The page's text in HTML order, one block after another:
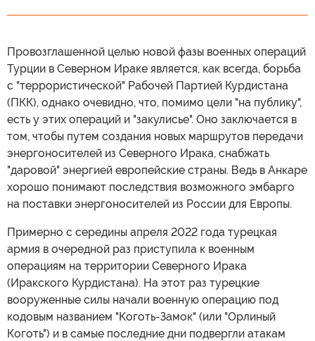
Провозглашенной целью новой фазы военных операций
Турции в Северном Ираке является, как всегда, борьба
с "террористической" Рабочей Партией Курдистана
(ПКК), однако очевидно, что, помимо цели "на публику",
есть у этих операций и "закулисье". Оно заключается в
том, чтобы путем создания новых маршрутов передачи
энергоносителей из Северного Ирака, снабжать
"даровой" энергией европейские страны. Ведь в Анкаре
хорошо понимают последствия возможного эмбарго
на поставки энергоносителей из России для Европы.
Примерно с середины апреля 2022 года турецкая
армия в очередной раз приступила к военным
операциям на территории Северного Ирака
(Иракского Курдистана). На этот раз турецкие
вооруженные силы начали военную операцию под
кодовым названием "Коготь-Замок" (или "Орлиный
Коготь") и в самые последние дни подвергли атакам